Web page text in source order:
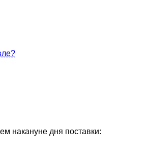
накануне дня поставки: